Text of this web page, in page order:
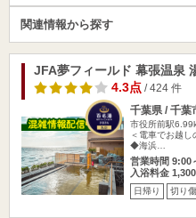
関連情報から探す
JFA夢フィールド 幕張温泉
4.3点/ 424 件
千葉県 / 千葉
市役所前駅
＜電車でお越
◆海浜…
営業時間 9:00
入浴料金
日帰り 切り傷